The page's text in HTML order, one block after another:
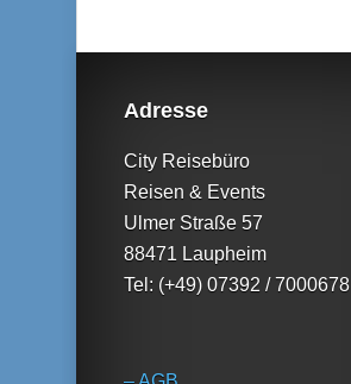
Adresse
City Reisebüro
Reisen & Events
Ulmer Straße 57
88471 Laupheim
Tel: (+49) 07392 / 7000678